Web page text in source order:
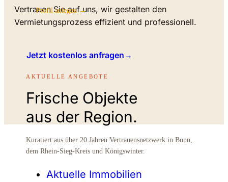
Profil anlegen →
AKTUELLE ANGEBOTE
Frische Objekte
aus der Region.
Kuratiert aus über 20 Jahren Vertrauensnetzwerk in Bonn,
dem Rhein-Sieg-Kreis und Königswinter.
Aktuelle Immobilien
Vertrauen Sie auf uns, wir gestalten den
Vermietungsprozess effizient und professionell.
Jetzt kostenlos anfragen →